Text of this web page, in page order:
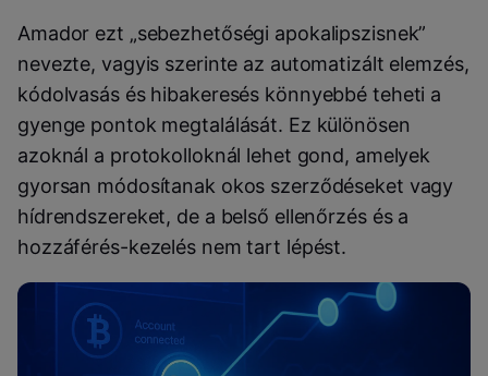
Amador ezt „sebezhetőségi apokalipszisnek”
nevezte, vagyis szerinte az automatizált elemzés,
kódolvasás és hibakeresés könnyebbé teheti a
gyenge pontok megtalálását. Ez különösen
azoknál a protokolloknál lehet gond, amelyek
gyorsan módosítanak okos szerződéseket vagy
hídrendszereket, de a belső ellenőrzés és a
hozzáférés-kezelés nem tart lépést.